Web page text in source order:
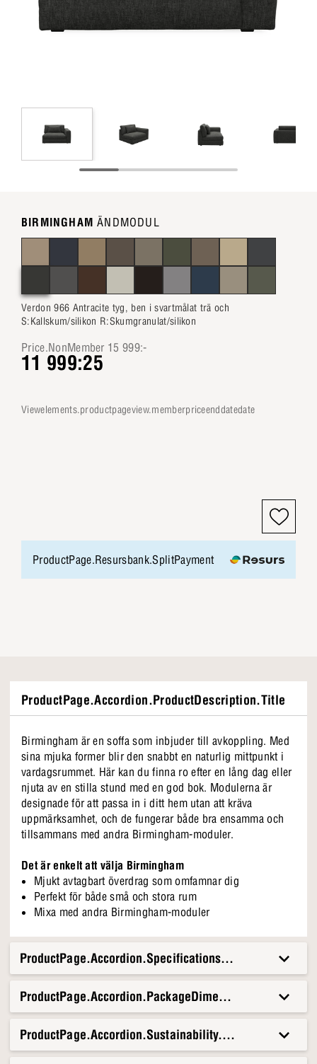
BIRMINGHAM ÄNDMODUL
Verdon 966 Antracite tyg, ben i svartmålat trä och
S:Kallskum/silikon R:Skumgranulat/silikon
Price.NonMember 15 999:-
11 999:25
viewelements.productpageview.memberpriceenddatedate
ProductPage.Resursbank.SplitPayment
ProductPage.Accordion.ProductDescription.Title
Birmingham är en soffa som inbjuder till avkoppling. Med
sina mjuka former blir den snabbt en naturlig mittpunkt i
vardagsrummet. Här kan du finna ro efter en lång dag eller
njuta av en stilla stund med en god bok. Modulerna är
designade för att passa in i ditt hem utan att kräva
uppmärksamhet, och de fungerar både bra ensamma och
tillsammans med andra Birmingham-moduler.
Det är enkelt att välja Birmingham
Mjukt avtagbart överdrag som omfamnar dig
Perfekt för både små och stora rum
Mixa med andra Birmingham-moduler
ProductPage.Accordion.Specifications.Title
ProductPage.Accordion.Sustainability.Title